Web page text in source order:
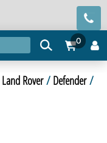
0
Land Rover/ Defender/